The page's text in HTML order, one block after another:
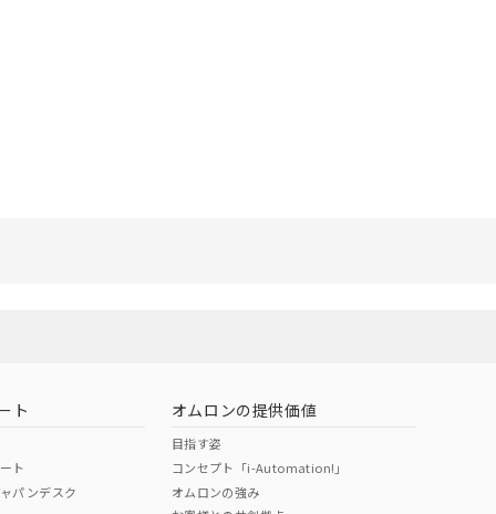
ト
ト
パンデスク
オムロンの提供価値
目指す姿
コンセプト「i-Automation!」
オムロンの強み